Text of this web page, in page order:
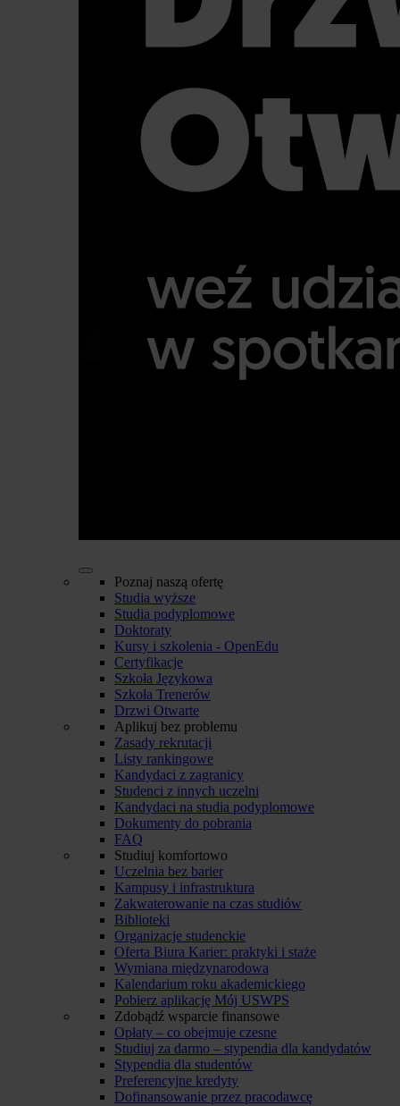
Poznaj naszą ofertę
Studia wyższe
Studia podyplomowe
Doktoraty
Kursy i szkolenia - OpenEdu
Certyfikacje
Szkoła Językowa
Szkoła Trenerów
Drzwi Otwarte
Aplikuj bez problemu
Zasady rekrutacji
Listy rankingowe
Kandydaci z zagranicy
Studenci z innych uczelni
Kandydaci na studia podyplomowe
Dokumenty do pobrania
FAQ
Studiuj komfortowo
Uczelnia bez barier
Kampusy i infrastruktura
Zakwaterowanie na czas studiów
Biblioteki
Organizacje studenckie
Oferta Biura Karier: praktyki i staże
Wymiana międzynarodowa
Kalendarium roku akademickiego
Pobierz aplikację Mój USWPS
Zdobądź wsparcie finansowe
Opłaty – co obejmuje czesne
Studiuj za darmo – stypendia dla kandydatów
Stypendia dla studentów
Preferencyjne kredyty
Dofinansowanie przez pracodawcę